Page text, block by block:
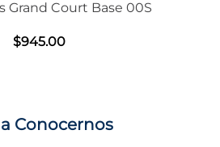
Grand Court Base 00S
$945.00
Conocernos